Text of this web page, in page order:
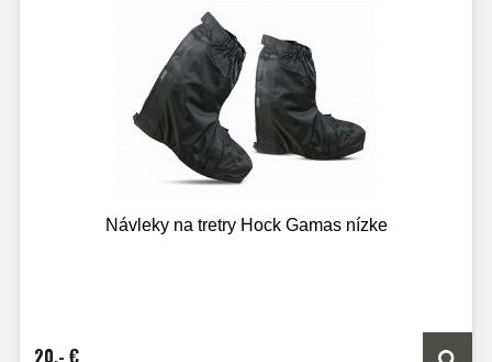
Návleky na tretry Hock Gamas nízke
20,- €